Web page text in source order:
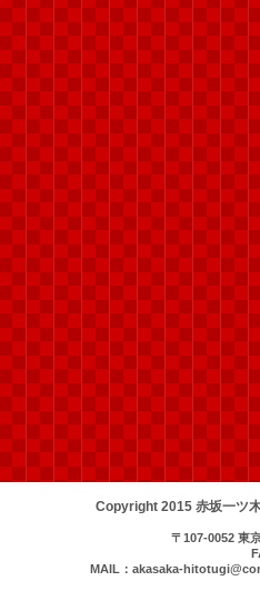
Copyright 2015 赤坂一ツ
〒107-0052 東
MAIL：akasaka-